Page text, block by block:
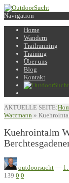
Navigation
Home
Wandern
Trailrunning
Training
Über uns
Blog
Kontakt
AKTUELLE SEITE:
Watzmann »
Kuehrointalm
outdoorsucht —
139 0 0